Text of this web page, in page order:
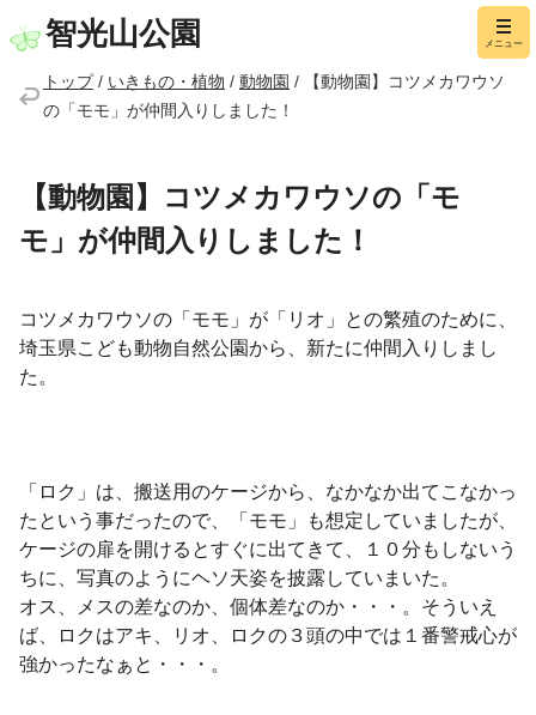
智光山公園 メニュー
トップ/ いきもの・植物 / 動物園 /
【動物園】コツメカワウソ
の「モモ」が仲間入りしました！
【動物園】コツメカワウソの「モ
モ」が仲間入りしました！
コツメカワウソの「モモ」が「リオ」との繁殖のために、
埼玉県こども動物自然公園から、新たに仲間入りしまし
た。
「ロク」は、搬送用のケージから、なかなか出てこなかっ
たという事だったので、「モモ」も想定していましたが、
ケージの扉を開けるとすぐに出てきて、１０分もしないう
ちに、写真のようにヘソ天姿を披露していまいた。
オス、メスの差なのか、個体差なのか・・・。そういえ
ば、ロクはアキ、リオ、ロクの３頭の中では１番警戒心が
強かったなぁと・・・。